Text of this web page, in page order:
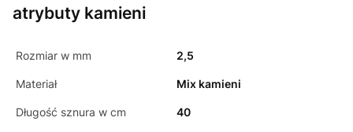
atrybuty kamieni
Rozmiar w mm 2,5
Materiał Mix kamieni
Długość sznura w cm 40